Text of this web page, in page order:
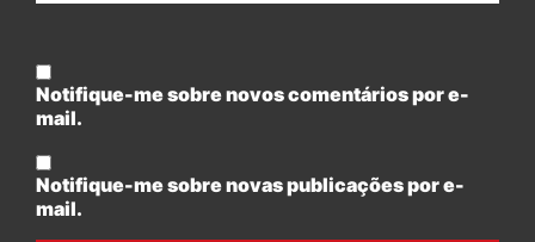
Notifique-me sobre novos comentários por e-
mail.
Notifique-me sobre novas publicações por e-
mail.